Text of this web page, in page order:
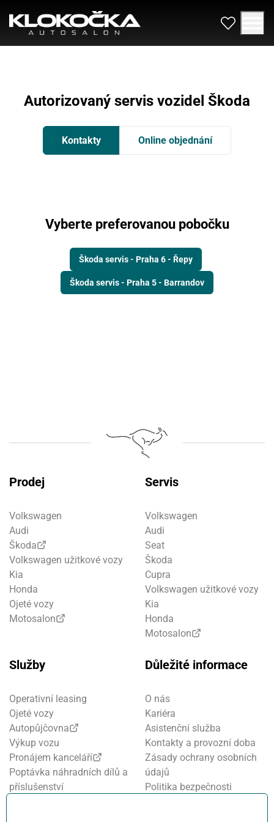
Autorizovaný servis vozidel Škoda
Kontakty Online objednání
Vyberte preferovanou pobočku
Škoda servis - Praha 6 - Řepy
Škoda servis - Praha 5 - Barrandov
Prodej
Volkswagen
Audi
Škoda
Volkswagen užitkové vozy
Kia
Honda
Ojeté vozy
Motosalon
Servis
Volkswagen
Audi
Seat
Škoda
Cupra
Volkswagen užitkové vozy
Kia
Honda
Motosalon
Služby
Operativní leasing
Ojeté vozy
Autopůjčovna
Výkup vozu
Pronájem kanceláří
Poptávka náhradních dílů a
příslušenství
Důležité informace
O nás
Kariéra
Asistenční služba
Kontakty a provozní doba
Zásady ochrany osobních
údajů
Politika bezpečnosti